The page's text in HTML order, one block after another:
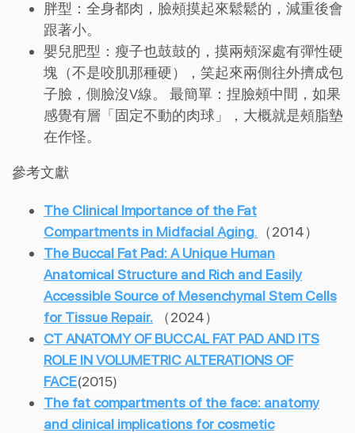
胖型：全身都肉，臉頰摸起來鬆鬆的，減重後會
跟著小。
嬰兒肥型：瘦子也鼓鼓的，摸兩頰深處有彈性硬
塊（不是咬肌那種硬），笑起來兩側往外擠成包
子臉，側臉沒V線。 最簡單：捏臉頰中間，如果
感覺有層「固定不動的肉球」，大概就是頰脂墊
在作怪。
參考文獻
The Clinical Importance of the Fat
Compartments in Midfacial Aging. （2014）
The Buccal Fat Pad: A Unique Human
Anatomical Structure and Rich and Easily
Accessible Source of Mesenchymal Stem Cells
for Tissue Repair. （2024）
CT ANATOMY OF BUCCAL FAT PAD AND ITS
ROLE IN VOLUMETRIC ALTERATIONS OF
FACE(2015)
The fat compartments of the face: anatomy
and clinical implications for cosmetic